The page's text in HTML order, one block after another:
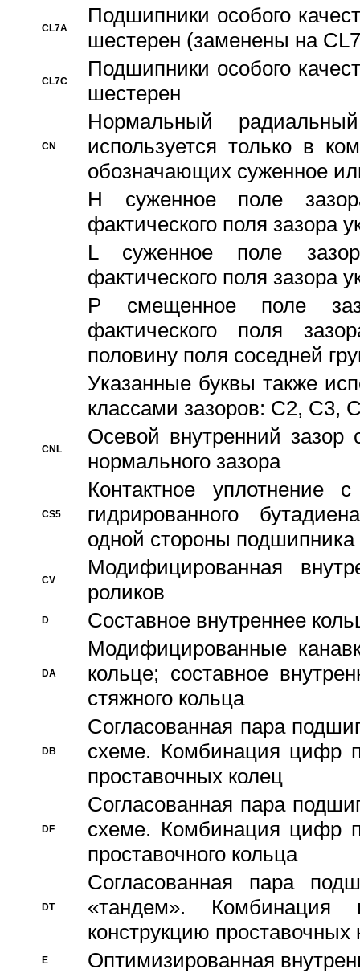
CL7A
Подшипники особого
шестерен (заменены на
CL7C
Подшипники особого
шестерен
CN
Hормальный
используется только в
обозначающих суженное
H суженное поле
фактического поля зазора
L суженное поле
фактического поля зазора
P смещенное поле
фактического поля
половину поля соседней
Указанные буквы также
классами зазоров: С2,
CNL
Осевой внутренний зазор
нормального зазора
CS5
Контактное уплотнение
гидрированного
одной стороны подшипника
CV
Модифицированная
роликов
D Составное внутреннее
DA
Модифицированные
кольце; составное
стяжного кольца
DB
Согласованная пара
схеме. Комбинация цифр
проставочных колец
DF
Согласованная пара
схеме. Комбинация цифр
проставочного кольца
DT
Согласованная пара
«тандем».
конструкцию проставочных
E
Оптимизированная